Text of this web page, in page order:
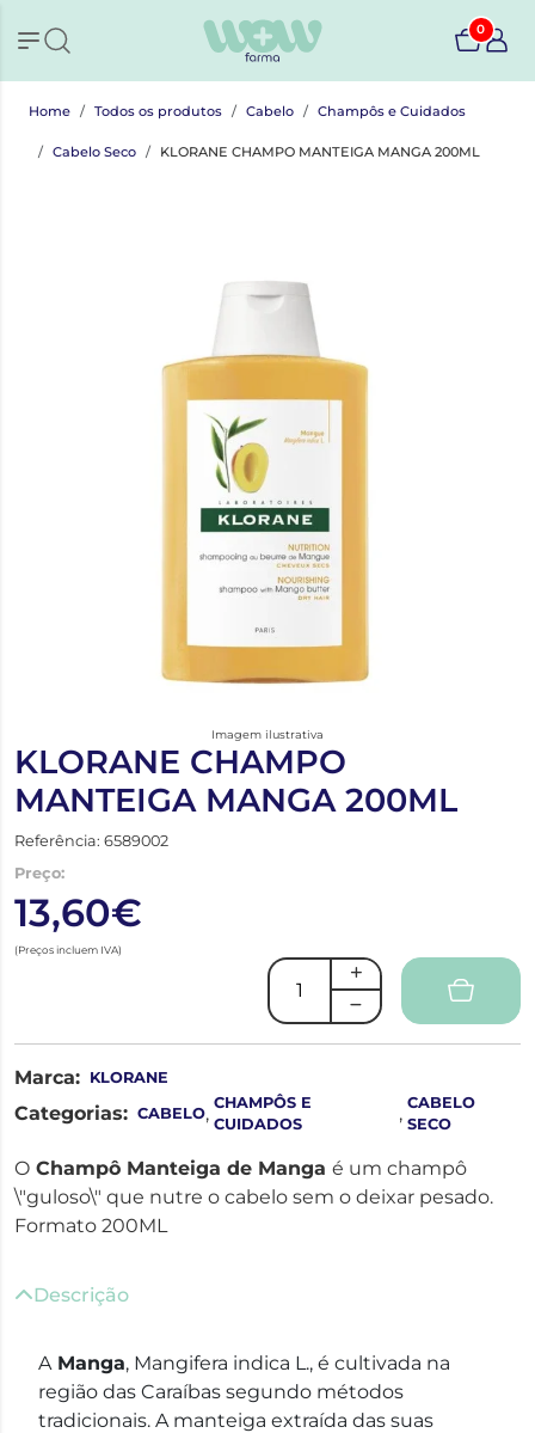
0
Home Todos os produtos Cabelo Champôs e Cuidados
Cabelo Seco KLORANE CHAMPO MANTEIGA MANGA 200ML
Imagem ilustrativa
KLORANE CHAMPO
MANTEIGA MANGA 200ML
Referência: 6589002
Preço:
13,60€
(Preços incluem IVA)
Marca: KLORANE
Categorias: CABELO, CHAMPÔS E
CUIDADOS
, CABELO
SECO
O Champô Manteiga de Manga é um champô
\"guloso\" que nutre o cabelo sem o deixar pesado.
Formato 200ML
Descrição
AManga, Mangifera indica L., é cultivada na
região das Caraíbas segundo métodos
tradicionais. A manteiga extraída das suas